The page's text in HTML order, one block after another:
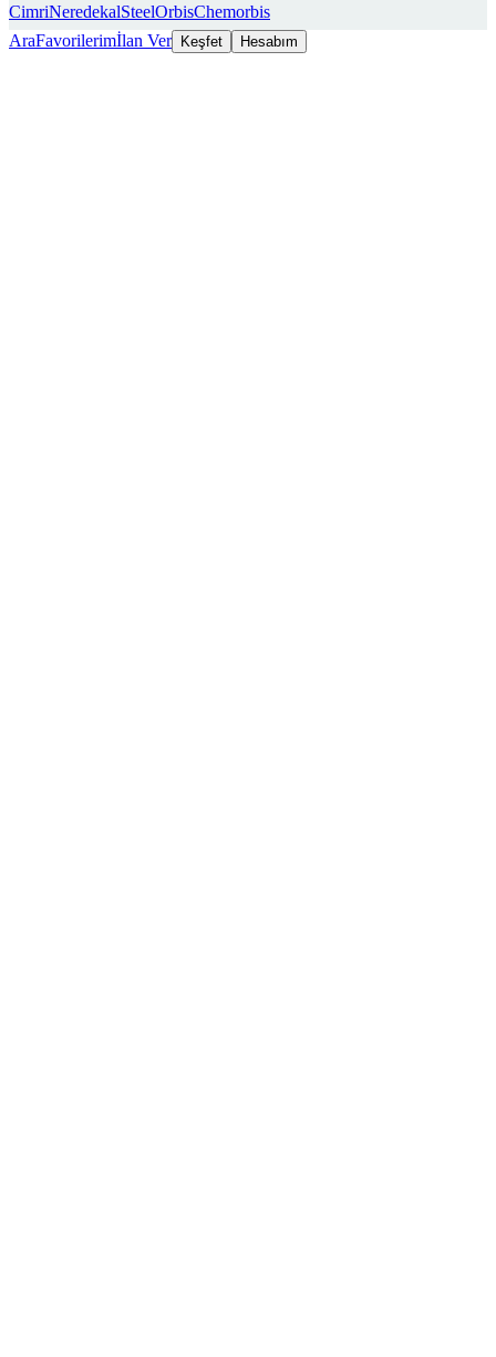
CimriNeredekalSteelOrbisChemorbis
AraFavorilerimİlan Ver Keşfet Hesabım